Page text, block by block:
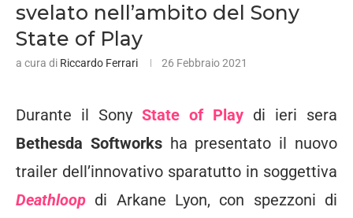
svelato nell’ambito del Sony
State of Play
a cura di Riccardo Ferrari 26 Febbraio 2021
Durante il Sony State of Play di ieri sera
Bethesda Softworksha presentato il nuovo
trailer dell’innovativo sparatutto in soggettiva
Deathloop di Arkane Lyon, con spezzoni di